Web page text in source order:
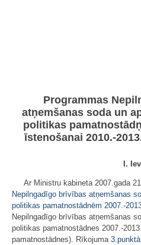
Programmas
atņemšanas soda un
politikas
īstenošanai 2010.-
I.
Ar Ministru kabineta 2007.gada
Nepilngadīgo brīvības atņemšanas
politikas pamatnostādnēm 2007.-
Nepilngadīgo brīvības atņemšanas
politikas pamatnostādnes 2007.-
pamatnostādnes). Rīkojuma 3.punktā